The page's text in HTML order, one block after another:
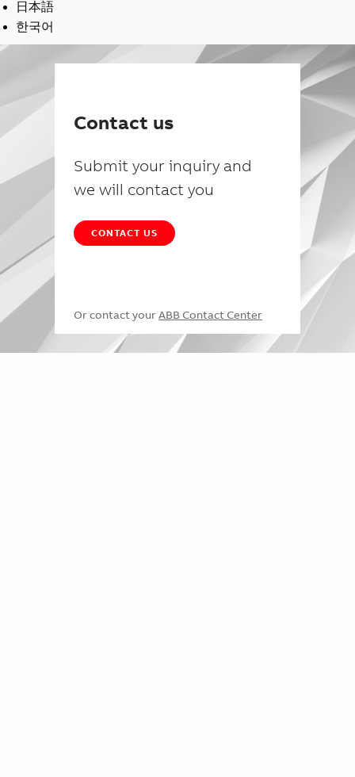
日本語
한국어
Contact us
Submit your inquiry and
we will contact you
CONTACT US
Or contact your ABB Contact Center